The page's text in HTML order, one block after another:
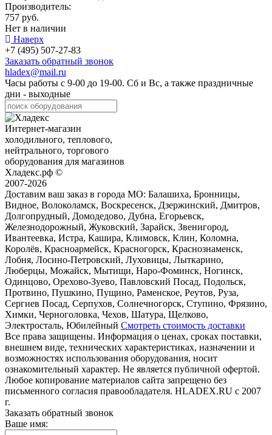
Производитель:
757 руб.
Нет в наличии
Наверх
+7 (495) 507-27-83
Заказать обратный звонок
hladex@mail.ru
Часы работы с 9-00 до 19-00. Сб и Вс, а также праздничные
дни - выходные
Интернет-магазин
холодильного, теплового,
нейтрального, торгового
оборудования для магазинов
Хладекс.рф ©
2007-2026
Доставим ваш заказ в города МО: Балашиха, Бронницы,
Видное, Волоколамск, Воскресенск, Дзержинский, Дмитров,
Долгопрудный, Домодедово, Дубна, Егорьевск,
Железнодорожный, Жуковский, Зарайск, Звенигород,
Ивантеевка, Истра, Кашира, Климовск, Клин, Коломна,
Королёв, Красноармейск, Красногорск, Краснознаменск,
Лобня, Лосино-Петровский, Луховицы, Лыткарино,
Люберцы, Можайск, Мытищи, Наро-Фоминск, Ногинск,
Одинцово, Орехово-Зуево, Павловский Посад, Подольск,
Протвино, Пушкино, Пущино, Раменское, Реутов, Руза,
Сергиев Посад, Серпухов, Солнечногорск, Ступино, Фрязино,
Химки, Черноголовка, Чехов, Шатура, Щелково,
Электросталь, Юбилейный Смотреть стоимость доставки
Все права защищены. Информация о ценах, сроках поставки,
внешнем виде, технических характеристиках, назначении и
возможностях использования оборудования, носит
ознакомительный характер. Не является публичной офертой.
Любое копирование материалов сайта запрещено без
письменного согласия правообладателя. HLADEX.RU c 2007
г.
Заказать обратный звонок
Ваше имя: